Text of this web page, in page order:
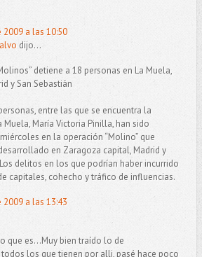
2009 a las 10:50
dijo...
detiene a 18 personas en La Muela,
y San Sebastián
entre las que se encuentra la
Muela, María Victoria Pinilla, han sido
en la operación “Molino” que
en Zaragoza capital, Madrid y
delitos en los que podrían haber incurrido
capitales, cohecho y tráfico de influencias.
a las 13:43
que es...Muy bien traído lo de
los que tienen por alli, pasé hace poco